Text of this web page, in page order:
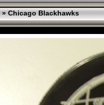
» Chicago Blackhawks